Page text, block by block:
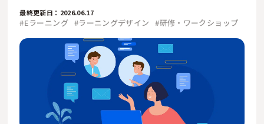
最終更新日：2026.06.17
#Eラーニング #ラーニングデザイン #研修・ワークショップ